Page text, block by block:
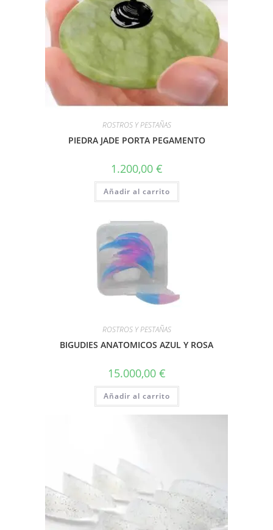
ROSTROS Y PESTAÑAS
PIEDRA JADE PORTA PEGAMENTO
1.200,00 €
Añadir al carrito
ROSTROS Y PESTAÑAS
BIGUDIES ANATOMICOS AZUL Y ROSA
15.000,00 €
Añadir al carrito